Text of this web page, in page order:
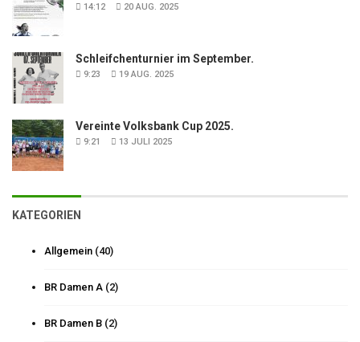
14:12 20 AUG. 2025
Schleifchenturnier im September.
9:23 19 AUG. 2025
Vereinte Volksbank Cup 2025.
9:21 13 JULI 2025
KATEGORIEN
Allgemein (40)
BR Damen A (2)
BR Damen B (2)